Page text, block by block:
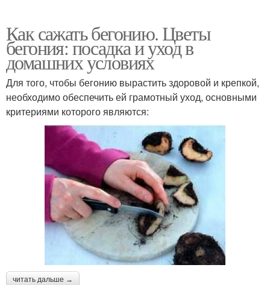
Как сажать бегонию. Цветы
бегония: посадка и уход в
домашних условиях
Для того, чтобы бегонию вырастить здоровой и крепкой,
необходимо обеспечить ей грамотный уход, основными
критериями которого являются:
читать дальше →